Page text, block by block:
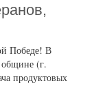
Победе! В
общине (г.
продуктовых